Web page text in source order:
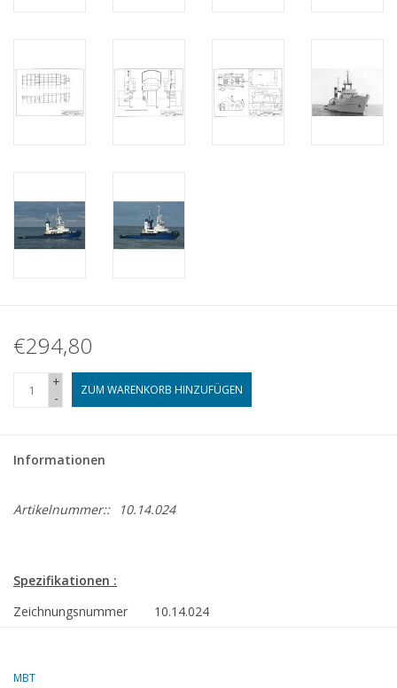
€294,80
+
-
ZUM WARENKORB HINZUFÜGEN
Informationen
Artikelnummer:: 10.14.024
Spezifikationen :
Zeichnungsnummer
10.14.024
MBT